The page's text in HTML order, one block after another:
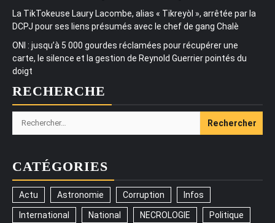
La TikTokeuse Laury Lacombe, alias « Tikreyòl », arrêtée par la
DCPJ pour ses liens présumés avec le chef de gang Chalè
ONI : jusqu’à 5 000 gourdes réclamées pour récupérer une
carte, le silence et la gestion de Reynold Guerrier pointés du
doigt
RECHERCHE
Rechercher :
CATÉGORIES
Actu Astronomie Corruption Infos
International National NECROLOGIE Politique